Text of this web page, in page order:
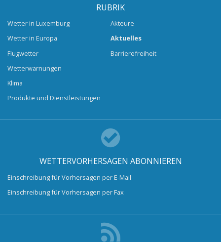
RUBRIK
Wetter in Luxemburg
Wetter in Europa
Flugwetter
Wetterwarnungen
Klima
Produkte und Dienstleistungen
Akteure
Aktuelles
Barrierefreiheit
WETTERVORHERSAGEN ABONNIEREN
Einschreibung für Vorhersagen per E-Mail
Einschreibung für Vorhersagen per Fax